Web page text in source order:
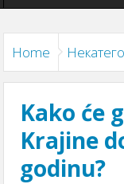
Home
Kako će
Krajine
godinu?